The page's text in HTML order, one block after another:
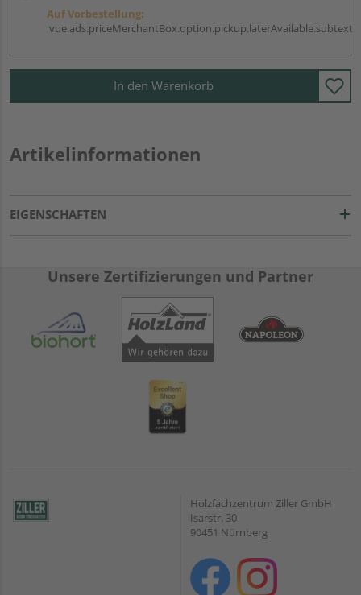
Auf Vorbestellung:
vue.ads.priceMerchantBox.option.pickup.laterAvailable.subtext
In den Warenkorb
Artikelinformationen
EIGENSCHAFTEN
Unsere Zertifizierungen und Partner
Holzfachzentrum Ziller GmbH
Isarstr. 30
90451 Nürnberg